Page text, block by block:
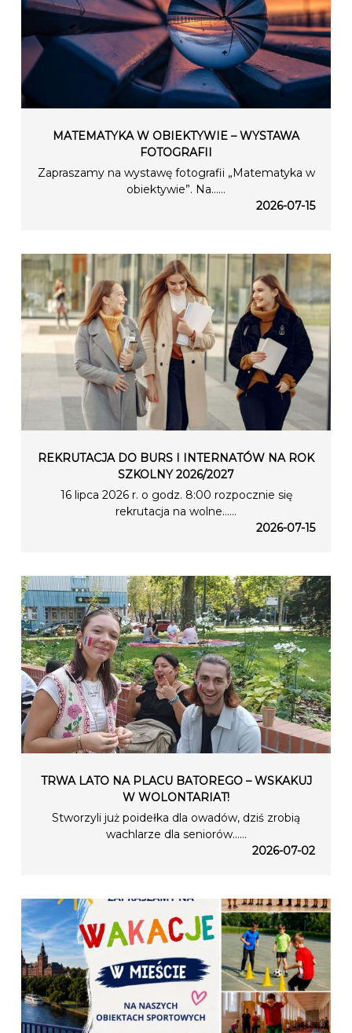
MATEMATYKA W OBIEKTYWIE – WYSTAWA
FOTOGRAFII
Zapraszamy na wystawę fotografii „Matematyka w
obiektywie”. Na…...
2026-07-15
REKRUTACJA DO BURS I INTERNATÓW NA ROK
SZKOLNY 2026/2027
16 lipca 2026 r. o godz. 8:00 rozpocznie się
rekrutacja na wolne…...
2026-07-15
TRWA LATO NA PLACU BATOREGO – WSKAKUJ
W WOLONTARIAT!
Stworzyli już poidełka dla owadów, dziś zrobią
wachlarze dla seniorów…...
2026-07-02